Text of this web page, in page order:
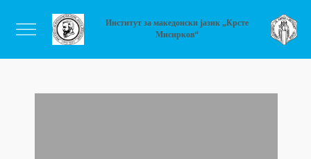
Институт за македонски јазик „Крсте
Мисирков“